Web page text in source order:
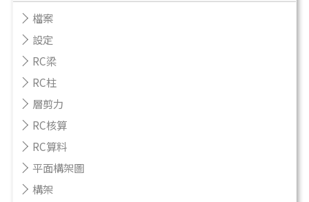
檔案
設定
RC梁
RC柱
層剪力
RC核算
RC算料
平面構架圖
構架